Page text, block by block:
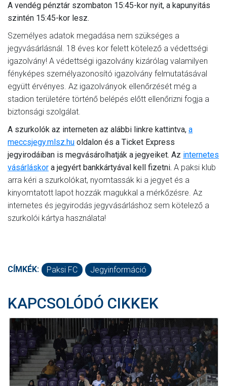
A vendég pénztár szombaton 15:45-kor nyit, a kapunyitás
szintén 15:45-kor lesz.
Személyes adatok megadása nem szükséges a
jegyvásárlásnál. 18 éves kor felett kötelező a védettségi
igazolvány! A védettségi igazolvány kizárólag valamilyen
fényképes személyazonosító igazolvány felmutatásával
együtt érvényes. Az igazolványok ellenőrzését még a
stadion területére történő belépés előtt ellenőrizni fogja a
biztonsági szolgálat.
A szurkolók az interneten az alábbi linkre kattintva, a
meccsjegy.mlsz.hu oldalon és a Ticket Express
jegyirodáiban is megvásárolhatják a jegyeiket. Az internetes
vásárláskor a jegyért bankkártyával kell fizetni. A paksi klub
arra kéri a szurkolókat, nyomtassák ki a jegyet és a
kinyomtatott lapot hozzák magukkal a mérkőzésre. Az
internetes és jegyirodás jegyvásárláshoz sem kötelező a
szurkolói kártya használata!
CÍMKÉK: Paksi FC Jegyinformáció
KAPCSOLÓDÓ CIKKEK